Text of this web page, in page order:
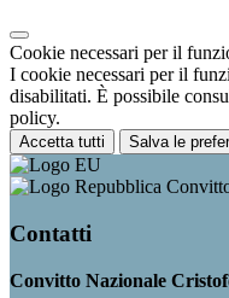
Cookie necessari per il
I cookie necessari per il
disabilitati. È possibile
policy.
Accetta tutti Salva le
Contatti
Convitto Nazionale